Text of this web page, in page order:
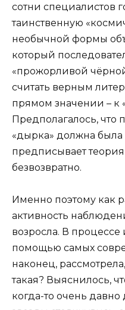
сотни специалистов
таинственную
необычной формы
который
«прожорливой
считать верным
прямом значении – к
Предполагалось,
«дырка» должна была
предписывает теория
безвозвратно.
Именно поэтому как
активность
возросла. В
помощью самых
наконец,
такая? Выяснилось,
когда-то очень